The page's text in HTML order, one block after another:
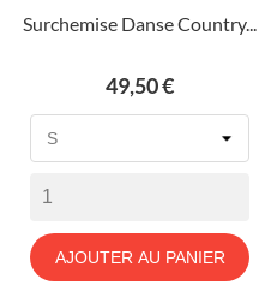
Surchemise Danse Country...
Prix
49,50 €
AJOUTER AU PANIER